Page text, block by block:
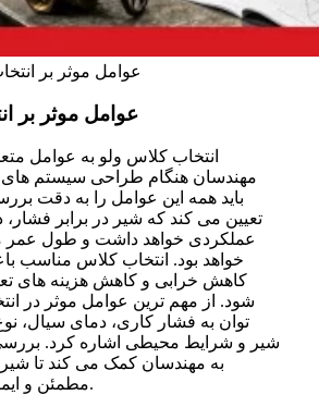
عوامل موثر بر
عوامل موثر بر
انتخاب کلاس ولو به عوامل
مهندسان هنگام طراحی سیستم
باید همه این عوامل را به دقت
تعیین می کند که شیر در برابر
عملکردی خواهد داشت و طول عمر
خواهد بود. انتخاب کلاس مناسب
کاهش خرابی و کاهش هزینه های
شود. از مهم ترین عوامل موثر در
توان به فشار کاری، دمای سیال،
شیر و شرایط محیطی اشاره کرد.
به مهندسان کمک می کند تا
مطمئن و ایمنی بالا انتخاب شود.